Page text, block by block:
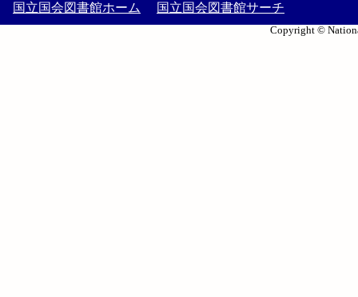
国立国会図書館ホーム 国立国会図書館サーチ
Copyright ©